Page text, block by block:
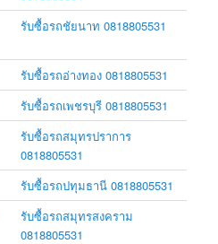
รับซื้อรถชัยนาท 0818805531
รับซื้อรถอ่างทอง 0818805531
รับซื้อรถเพชรบุรี 0818805531
รับซื้อรถสมุทรปราการ
0818805531
รับซื้อรถปทุมธานี 0818805531
รับซื้อรถสมุทรสงคราม
0818805531